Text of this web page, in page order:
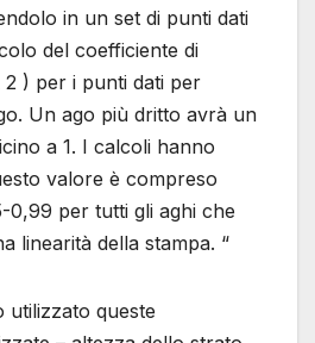
in un set di punti dati
del coefficiente di
2 ) per i punti dati per
Un ago più dritto avrà un
a 1. I calcoli hanno
valore è compreso
0,99 per tutti gli aghi che
linearità della stampa. “
utilizzato queste